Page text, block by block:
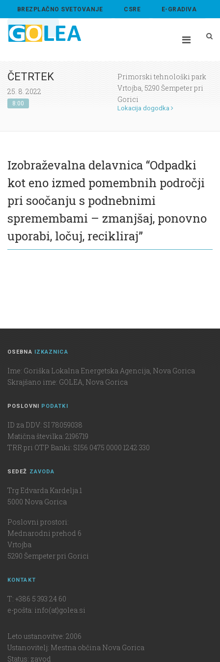
BREZPLAČNO SVETOVANJE CSRE E-GRADIVA
ABOUT US
ČETRTEK
25. 8. 2022
8:00
Primorski tehnološki park
Vrtojba, 5290 Šempeter pri
Gorici
Lokacija dogodka
Izobraževalna delavnica “Odpadki
kot eno izmed pomembnih področji
pri soočanju s podnebnimi
spremembami – zmanjšaj, ponovno
uporabi, ločuj, recikliraj”
OSEBNA IZKAZNICA
Ime: Goriška Lokalna Energetska Agencija, Nova Gorica
Skrajšano ime: GOLEA, Nova Gorica
POSLOVNI PODATKI
ID za DDV: SI 78059038
Matična številka: 2196719
TRR pri OTP Banki: SI56 0475 0000 1242 330
SEDEŽ ZAVODA
Trg Edvarda Kardelja 1
5000 Nova Gorica
Poslovni prostori:
Mednarodni prehod 6
Vrtojba
5290 Šempeter pri Gorici
KONTAKT
T: +386 5 393 24 60
e-pošta: info(at)golea.si
Leto ustanovitve: 2006
Ustanovitelj: Mestna občina Nova Gorica
Status: zavod